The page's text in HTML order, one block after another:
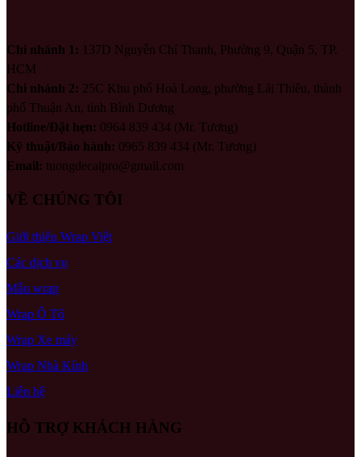
Chi nhánh 1: 137D Nguyễn Chí Thanh, Phường 9, Quận 5, TP.
HCM
Chi nhánh 2: 25C Khu phố Hoà Long, phường Lái Thiêu, thành
phố Thuận An, tỉnh Bình Dương
Hotline/Đặt hẹn: 0964 839 434 (Mr. Tương)
Kỹ thuật/Bảo hành: 0965 839 434 (Mr. Tương)
Email: tuongdecalpro@gmail.com
VỀ CHÚNG TÔI
Giới thiệu Wrap Việt
Các dịch vụ
Mẫu wrap
Wrap Ô Tô
Wrap Xe máy
Wrap Nhà Kính
Liên hệ
HỖ TRỢ KHÁCH HÀNG